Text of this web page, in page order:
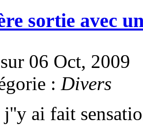
sortie avec
sur 06 Oct, 2009
: Divers
ai fait